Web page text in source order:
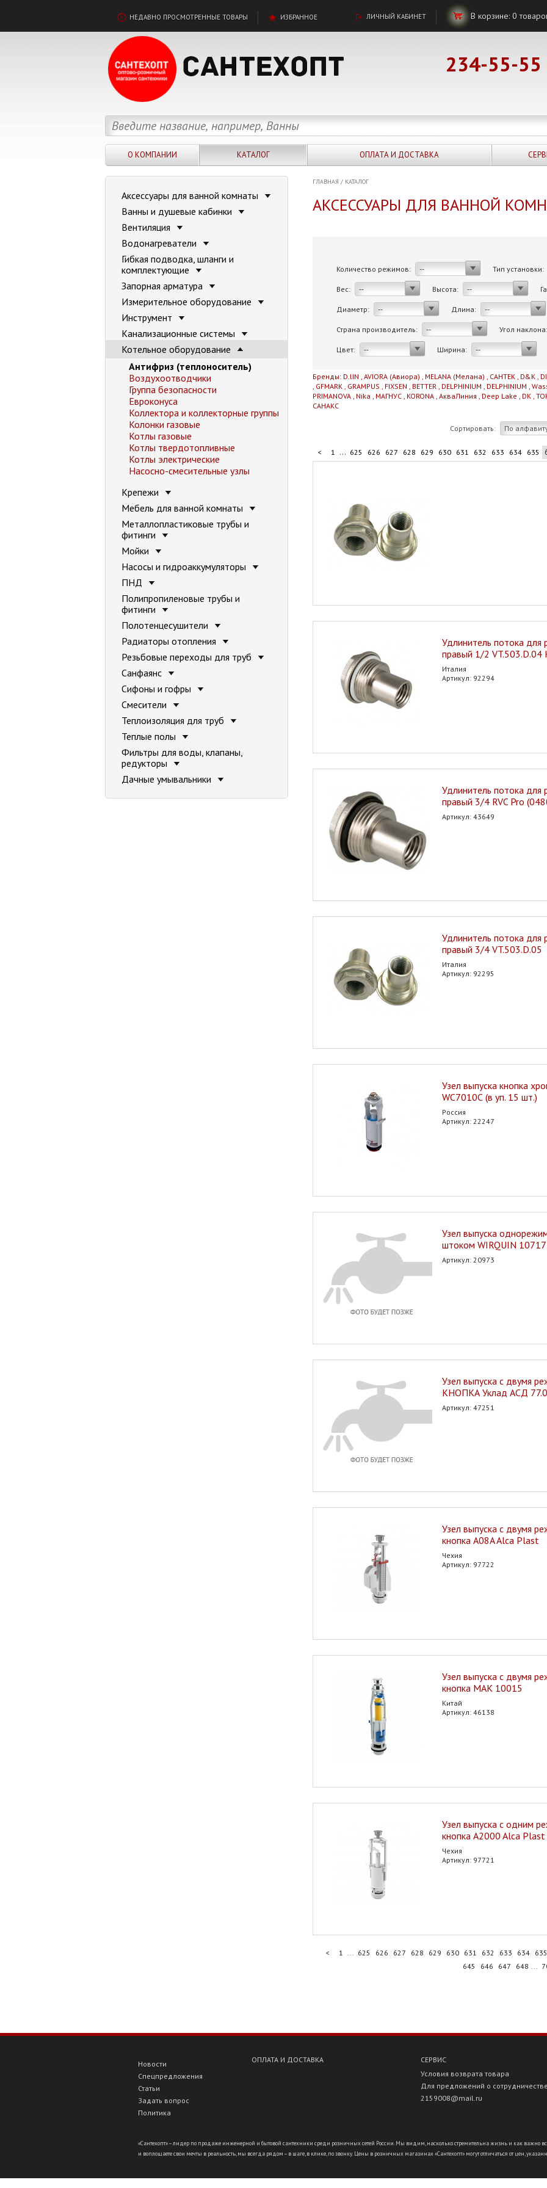
НЕДАВНО ПРОСМОТРЕННЫЕ ТОВАРЫ ИЗБРАННОЕ ЛИЧНЫЙ КАБИНЕТ В корзине: 0
234-55-55
О КОМПАНИИ КАТАЛОГ ОПЛАТА И ДОСТАВКА
ГЛАВНАЯ / КАТАЛОГ
АКСЕССУАРЫ ДЛЯ ВАННОЙ
Количество режимов:
-- Тип установки:
Вес: -- Высота: --
Диаметр: -- Длина: --
Страна производитель: -- Угол наклона:
Цвет: -- Ширина: --
Бренды: D.lIN , AVIORA (Авиора) , MELANA (Мелана) , САНТЕК , D&K ,
, GFMARK , GRAMPUS , FIXSEN , BETTER , DELPHINIUM , DELPHINIUM ,
PRIMANOVA , Nika , МАГНУС , KORONA , АкваЛиния , Deep Lake , DK ,
САНАКС
Сортировать: По
< 1 ... 625 626 627 628 629 630 631 632 633 634 635
Удлинитель потока для
правый 1/2
Италия
Артикул: 92294
Удлинитель потока для
правый 3/4 RVC Pro
Артикул: 43649
Удлинитель потока для
правый 3/4 VT.503.D.05
Италия
Артикул: 92295
Узел выпуска кнопка
WC7010С (в уп. 15 шт.)
Россия
Артикул: 22247
Узел выпуска
штоком WIRQUIN
Артикул: 20973
Узел выпуска с двумя
КНОПКА Уклад АСД
Артикул: 47251
Узел выпуска с двумя
кнопка A08A Alca Plast
Чехия
Артикул: 97722
Узел выпуска с двумя
кнопка МАК 10015
Китай
Артикул: 46138
Узел выпуска с одним
кнопка A2000 Alca Plast
Чехия
Артикул: 97721
< 1 ... 625 626 627 628 629 630 631 632 633 634 635
645
646 647 648 ...
Аксессуары для ванной комнаты
Ванны и душевые кабинки
Вентиляция
Водонагреватели
Гибкая подводка, шланги и
комплектующие
Запорная арматура
Измерительное оборудование
Инструмент
Канализационные системы
Котельное оборудование
Антифриз (теплоноситель)
Воздухоотводчики
Группа безопасности
Евроконуса
Коллектора и коллекторные группы
Колонки газовые
Котлы газовые
Котлы твердотопливные
Котлы электрические
Насосно-смесительные узлы
Крепежи
Мебель для ванной комнаты
Металлопластиковые трубы и
фитинги
Мойки
Насосы и гидроаккумуляторы
ПНД
Полипропиленовые трубы и
фитинги
Полотенцесушители
Радиаторы отопления
Резьбовые переходы для труб
Санфаянс
Сифоны и гофры
Смесители
Теплоизоляция для труб
Теплые полы
Фильтры для воды, клапаны,
редукторы
Дачные умывальники
Новости
Спецпредложения
Статьи
Задать вопрос
Политика
ОПЛАТА И ДОСТАВКА
СЕРВИС
Условия возврата товара
Для предложений о сотрудничестве
2159008@mail.ru
«Сантехопт» – лидер по продаже инженерной и бытовой сантехники среди розничных сетей России. Мы видим, насколько стремительна жизнь и как важно всё
и воплощаете свои мечты в реальность, мы всегда рядом – в шаге, в клике, по звонку. Цены в розничных магазинах «Сантехопт» могут отличаться от цен,